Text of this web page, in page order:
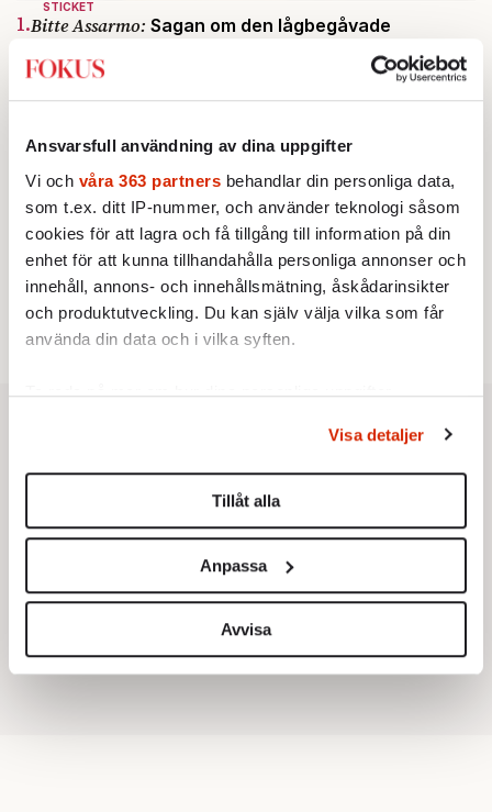
Ansvarsfull användning av dina uppgifter
Vi och våra 363 partners behandlar din personliga data,
som t.ex. ditt IP-nummer, och använder teknologi såsom
cookies för att lagra och få tillgång till information på din
enhet för att kunna tillhandahålla personliga annonser och
innehåll, annons- och innehållsmätning, åskådarinsikter
och produktutveckling. Du kan själv välja vilka som får
använda din data och i vilka syften.
Ta reda på mer om hur dina personliga uppgifter
Du kan ändra eller dra tillbaka ditt samtycke när som
helst från cookie-förklaringen.
Vi använder enhetsidentifierare för att anpassa innehållet
för sociala medier och analysera vår trafik. Vi
vidarebefordrar även sådana identifierare och annan
information från din enhet till de sociala medier och
annons- och analysföretag som vi samarbetar med.
Visa detaljer
Tillåt alla
Anpassa
Avvisa
STICKET
1.Bitte Assarmo: Sagan om den lågbegåvade
KRÖNIKA
2.
Efter islamistdådet oroar sig
3.Därför liknar Putin både tsaren och Stalin
Av: Bengt Jangfeldt
KRÖNIKA
4.Johan Hakelius:DN-rubriken visar vad som sägs
mellan raderna
5.Johan Romin:Varför ställs aldrig dessa frågor?
STICKET
6.Dan Korn:Quisling, quislingar och sten i glashus